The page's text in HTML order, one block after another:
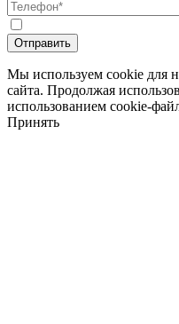
Мы используем cookie для
сайта. Продолжая
использованием cookie-
Принять